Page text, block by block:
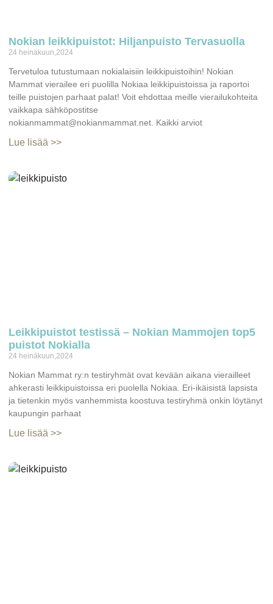
Nokian leikkipuistot: Hiljanpuisto Tervasuolla
24 heinäkuun,2024
Tervetuloa tutustumaan nokialaisiin leikkipuistoihin! Nokian
Mammat vierailee eri puolilla Nokiaa leikkipuistoissa ja raportoi
teille puistojen parhaat palat! Voit ehdottaa meille vierailukohteita
vaikkapa sähköpostitse
nokianmammat@nokianmammat.net. Kaikki arviot
Lue lisää >>
Leikkipuistot testissä – Nokian Mammojen top5
puistot Nokialla
24 heinäkuun,2024
Nokian Mammat ry:n testiryhmät ovat kevään aikana vierailleet
ahkerasti leikkipuistoissa eri puolella Nokiaa. Eri-ikäisistä lapsista
ja tietenkin myös vanhemmista koostuva testiryhmä onkin löytänyt
kaupungin parhaat
Lue lisää >>